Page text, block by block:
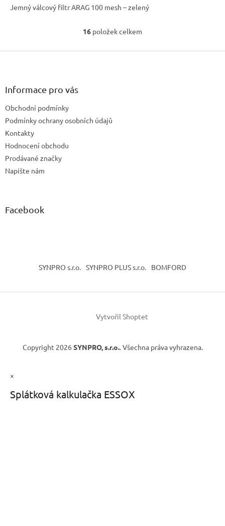
Jemný válcový filtr ARAG 100 mesh – zelený
O
l
r
16 položek celkem
Z
Informace pro vás
Obchodní podmínky
Podmínky ochrany osobních údajů
Kontakty
Hodnocení obchodu
Prodávané značky
Napište nám
Facebook
SYNPRO s.r.o. SYNPRO PLUS s.r.o. BOMFORD
Vytvořil Shoptet
Copyright 2026 SYNPRO, s.r.o.. Všechna práva vyhrazena.
×
Splátková kalkulačka ESSOX